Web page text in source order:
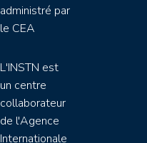
administré par
le CEA
L'INSTN est
un centre
collaborateur
de l'Agence
Internationale